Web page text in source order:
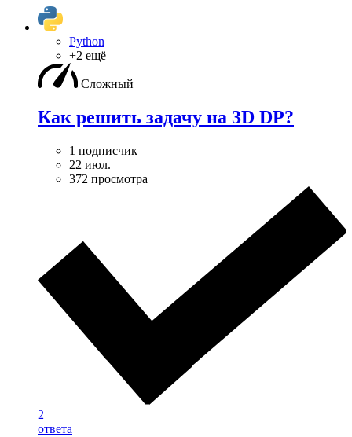
Python
+2 ещё
Сложный
Как решить задачу на 3D DP?
1 подписчик
22 июл.
372 просмотра
2
ответа